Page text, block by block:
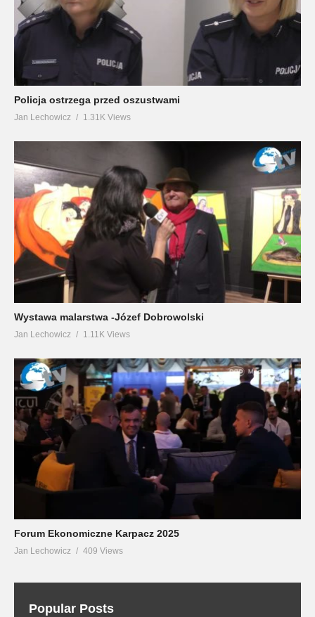
Policja ostrzega przed oszustwami
Jan Lechowicz 1.31K Views
Wystawa malarstwa -Józef Dobrowolski
Jan Lechowicz 1.11K Views
Forum Ekonomiczne Karpacz 2025
Jan Lechowicz 409 Views
Popular Posts